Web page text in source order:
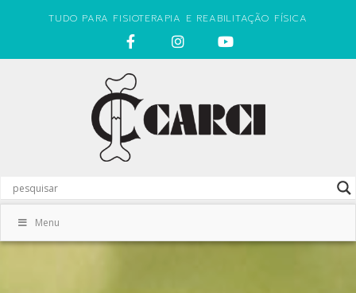
TUDO PARA FISIOTERAPIA E REABILITAÇÃO FÍSICA
Menu